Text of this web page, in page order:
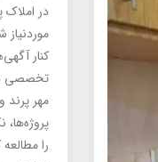
در
موردنیاز
کنار
تخصصی
مهر
پروژه‌ها،
را